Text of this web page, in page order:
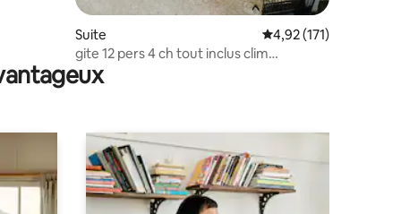
Suite Évaluation moyenne
4,92 (171)
gite 12 pers 4 ch tout inclus clim
réversible